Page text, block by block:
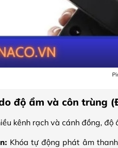
độ ẩm và côn trùng
kênh rạch và cánh đồng,
Khóa tự động phát âm